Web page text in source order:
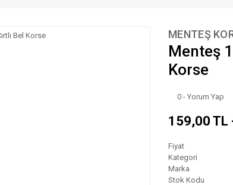
MENTEŞ
Menteş
Korse
0 - Yorum Yap
159,00 TL
Fiyat
Kategori
Marka
Stok Kodu